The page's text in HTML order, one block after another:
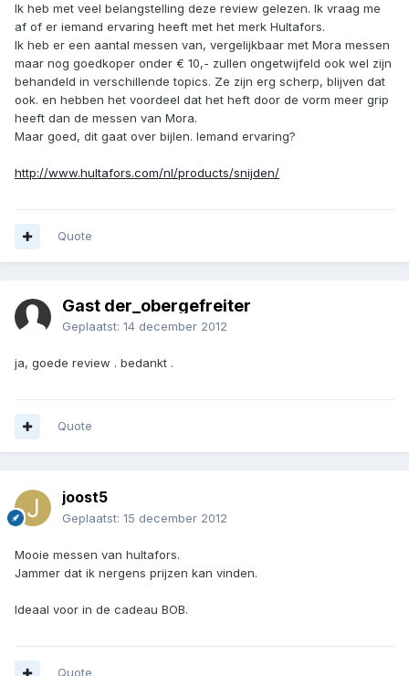
Ik heb met veel belangstelling deze review gelezen. Ik vraag me
af of er iemand ervaring heeft met het merk Hultafors.
Ik heb er een aantal messen van, vergelijkbaar met Mora messen
maar nog goedkoper onder € 10,- zullen ongetwijfeld ook wel zijn
behandeld in verschillende topics. Ze zijn erg scherp, blijven dat
ook. en hebben het voordeel dat het heft door de vorm meer grip
heeft dan de messen van Mora.
Maar goed, dit gaat over bijlen. Iemand ervaring?
http://www.hultafors.com/nl/products/snijden/
Quote
Gast der_obergefreiter
Geplaatst: 14 december 2012
ja, goede review . bedankt .
Quote
joost5
Geplaatst: 15 december 2012
Mooie messen van hultafors.
Jammer dat ik nergens prijzen kan vinden.
Ideaal voor in de cadeau BOB.
Quote